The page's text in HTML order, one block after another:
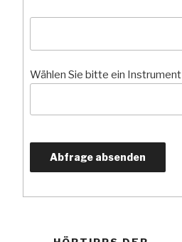
Wählen Sie bitte ein Instrument